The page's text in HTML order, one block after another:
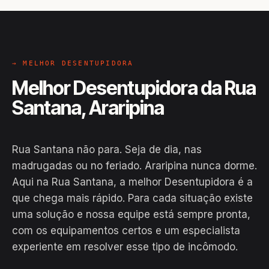
→ MELHOR DESENTUPIDORA
Melhor Desentupidora da Rua
Santana, Araripina
Rua Santana não para. Seja de dia, nas
madrugadas ou no feriado. Araripina nunca dorme.
Aqui na Rua Santana, a melhor Desentupidora é a
que chega mais rápido. Para cada situação existe
uma solução e nossa equipe está sempre pronta,
com os equipamentos certos e um especialista
experiente em resolver esse tipo de incômodo.
EM CAMPO